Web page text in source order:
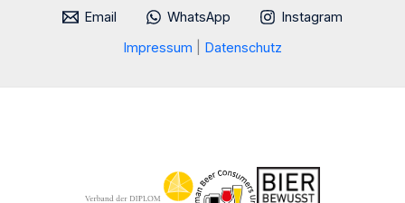
Email WhatsApp
Instagram
Impressum
Datenschutz